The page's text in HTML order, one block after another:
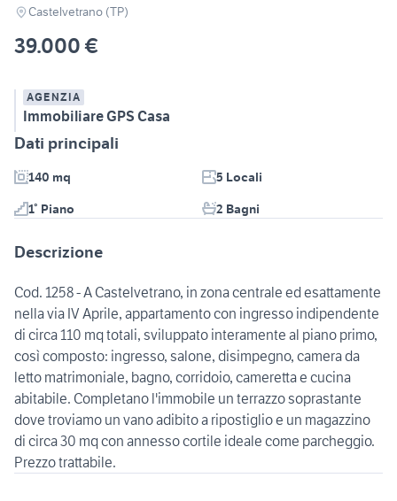
Castelvetrano (TP)
39.000 €
AGENZIA
Immobiliare GPS Casa
Dati principali
140 mq
5 Locali
1° Piano
2 Bagni
Descrizione
Cod. 1258 - A Castelvetrano, in zona centrale ed esattamente
nella via IV Aprile, appartamento con ingresso indipendente
di circa 110 mq totali, sviluppato interamente al piano primo,
così composto: ingresso, salone, disimpegno, camera da
letto matrimoniale, bagno, corridoio, cameretta e cucina
abitabile. Completano l'immobile un terrazzo soprastante
dove troviamo un vano adibito a ripostiglio e un magazzino
di circa 30 mq con annesso cortile ideale come parcheggio.
Prezzo trattabile.